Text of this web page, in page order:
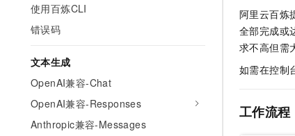
使用百炼CLI
错误码
文本生成
OpenAI兼容-Chat
OpenAI兼容-Responses
Anthropic兼容-Messages
阿里云百炼
全部完成或
求不高但需
如需在控制
工作流程
Qwen3.8-Max
智能体时代全能旗舰
能看、能想、能动手
计算
存储
网络与CDN
安全
随时随地安全接入的
云解析DNS
云原生大数据计算
互联网应用开发
现代化应用
安全
网络
快速拥有专属
高校专属算力普惠，
免费试用
解决方案免费试用 新
AI 产品 免费试用
Tuya 物联网平台阿
Salesforce On
Consulting Partner
AI 大模型销售与服
工单服务
短信专区
分析师报告
研究报告与白皮书
天池大赛